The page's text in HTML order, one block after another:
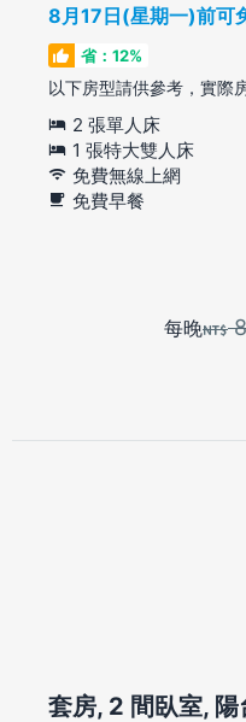
8月17日(星期一)前可
省：12%
以下房型請供參考，實際
2 張單人床
1 張特大雙人床
免費無線上網
免費早餐
每晚
套房, 2 間臥室,